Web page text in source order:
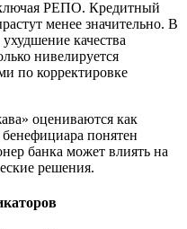
РЕПО. Кредитный
менее значительно. В
качества
нивелируется
по корректировке
оцениваются как
понятен
банка может влиять на
решения.